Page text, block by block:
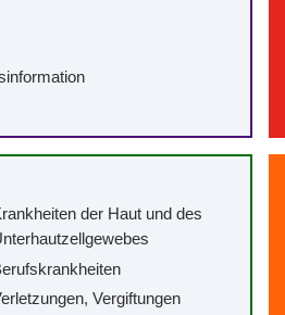
der Haut und des
Vergiftungen